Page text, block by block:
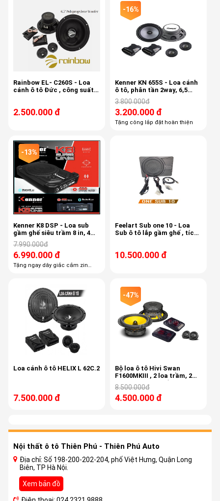
Rainbow EL- C260S - Loa
cánh ô tô Đức , công suất
2.500.000 đ
-16%
Kenner KN 655S - Loa cánh
ô tô, phân tần 2way, 6,5
inch, 90db
3.800.000đ
3.200.000 đ
Tặng công lắp đặt hoàn thiện
-13%
Kenner K8 DSP - Loa sub
gầm ghế siêu trầm 8 in, 4
kênh âm ly, DSP 6 kênh
7.990.000đ
6.990.000 đ
Tặng ngay dây giắc cắm zin
Feelart Sub one 10 - Loa
Sub ô tô lắp gầm ghế , tích
10.500.000 đ
Loa cánh ô tô HELIX L 62C.2
7.500.000 đ
-47%
Bộ loa ô tô Hivi Swan
F1600MKIII , 2 loa trầm, 2
loa treb, 2 phân tần cao
cấp
8.500.000đ
4.500.000 đ
Nội thất ô tô Thiên Phú - Thiên Phú Auto
Địa chỉ: Số 198-200-202-204, phố Việt Hưng, Quận Long
Biên, TP Hà Nội.
Xem bản đồ